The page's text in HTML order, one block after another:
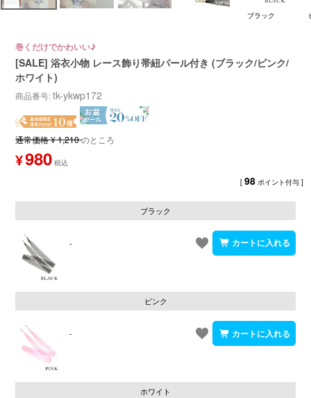
ブラック
巻くだけでかわいい♪
[SALE] 浴衣小物 レース飾り帯紐パール付き (ブラック/ピンク/
ホワイト)
商品番号 tk-ykwp172
通常価格¥1,210のところ
¥980
[ 98 ポイント付与 ]
ブラック
-
ピンク
-
ホワイト